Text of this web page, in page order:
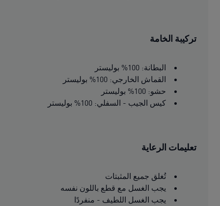
تركيبة الخامة
البطانة: 100% بوليستر
القماش الخارجي: 100% بوليستر
حشو: 100% بوليستر
كيس الجيب - السفلي: 100% بوليستر
تعليمات الرعاية
تُغلق جميع المثبتات
يجب الغسل مع قطع باللون نفسه
يجب الغسل اللطيف - منفردًا